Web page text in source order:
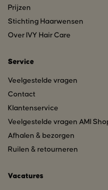
Prijzen
Stichting Haarwensen
Over IVY Hair Care
Service
Veelgestelde vragen
Contact
Klantenservice
Veelgestelde vragen AMI
Afhalen & bezorgen
Ruilen & retourneren
Vacatures